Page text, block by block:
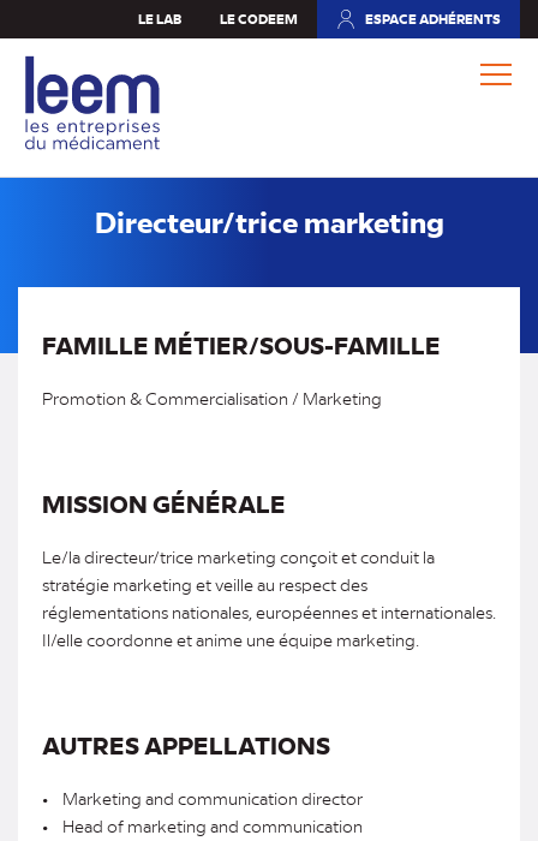
au
contenu
principal
LE LAB LE CODEEM ESPACE ADHÉRENTS
(NOUVEL
Directeur/trice marketing
FAMILLE MÉTIER/SOUS-FAMILLE
Promotion & Commercialisation / Marketing
MISSION GÉNÉRALE
Le/la directeur/trice marketing conçoit et conduit la
stratégie marketing et veille au respect des
réglementations nationales, européennes et internationales.
Il/elle coordonne et anime une équipe marketing.
AUTRES APPELLATIONS
• Marketing and communication director
• Head of marketing and communication